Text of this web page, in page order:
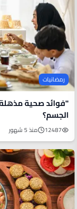
رمضانيات
الجسم؟
12487 منذ 5 شهور